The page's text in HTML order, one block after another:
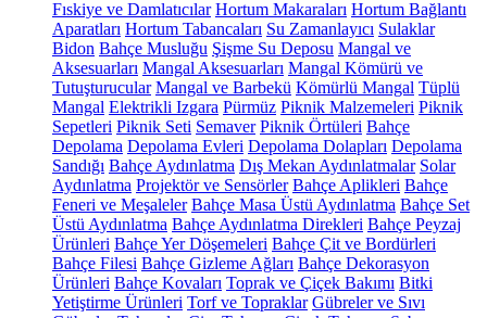
Fıskiye ve Damlatıcılar Hortum Makaraları Hortum Bağlantı
Aparatları Hortum Tabancaları Su Zamanlayıcı Sulaklar
Bidon Bahçe Musluğu Şişme Su Deposu Mangal ve
Aksesuarları Mangal Aksesuarları Mangal Kömürü ve
Tutuşturucular Mangal ve Barbekü Kömürlü Mangal Tüplü
Mangal Elektrikli Izgara Pürmüz Piknik Malzemeleri Piknik
Sepetleri Piknik Seti Semaver Piknik Örtüleri Bahçe
Depolama Depolama Evleri Depolama Dolapları Depolama
Sandığı Bahçe Aydınlatma Dış Mekan Aydınlatmalar Solar
Aydınlatma Projektör ve Sensörler Bahçe Aplikleri Bahçe
Feneri ve Meşaleler Bahçe Masa Üstü Aydınlatma Bahçe Set
Üstü Aydınlatma Bahçe Aydınlatma Direkleri Bahçe Peyzaj
Ürünleri Bahçe Yer Döşemeleri Bahçe Çit ve Bordürleri
Bahçe Filesi Bahçe Gizleme Ağları Bahçe Dekorasyon
Ürünleri Bahçe Kovaları Toprak ve Çiçek Bakımı Bitki
Yetiştirme Ürünleri Torf ve Topraklar Gübreler ve Sıvı